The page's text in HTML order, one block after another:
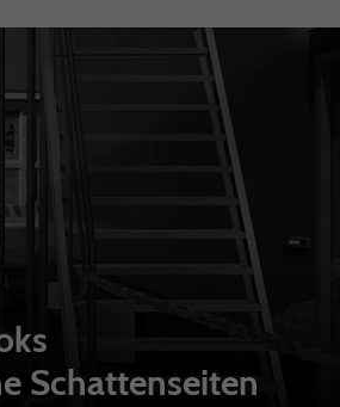
Schattenseiten